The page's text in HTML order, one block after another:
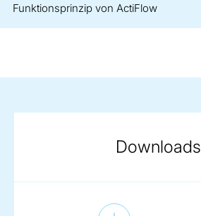
Funktionsprinzip von ActiFlow
Downloads